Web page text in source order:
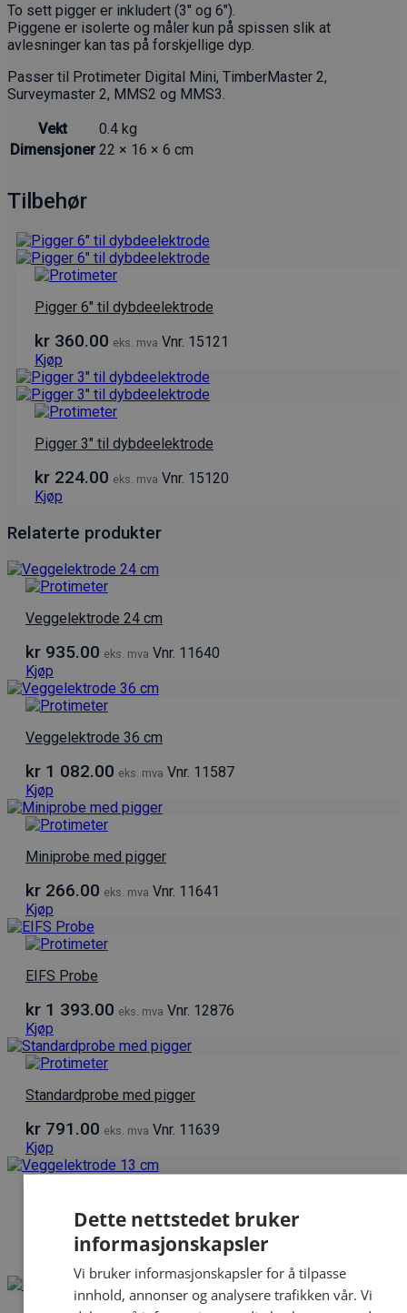
To sett pigger er inkludert (3″ og 6″).
Piggene er isolerte og måler kun på spissen slik at
avlesninger kan tas på forskjellige dyp.
Passer til Protimeter Digital Mini, TimberMaster 2,
Surveymaster 2, MMS2 og MMS3.
Vekt
0.4 kg
Dimensjoner 22 × 16 × 6 cm
Tilbehør
Pigger 6″ til dybdeelektrode
kr 360.00 eks. mva Vnr. 15121
Kjøp
Pigger 3″ til dybdeelektrode
kr 224.00 eks. mva Vnr. 15120
Kjøp
Relaterte produkter
Veggelektrode 24 cm
kr 935.00 eks. mva Vnr. 11640
Kjøp
Veggelektrode 36 cm
kr 1 082.00 eks. mva Vnr. 11587
Kjøp
Miniprobe med pigger
kr 266.00 eks. mva Vnr. 11641
Kjøp
EIFS Probe
kr 1 393.00 eks. mva Vnr. 12876
Kjøp
Standardprobe med pigger
kr 791.00 eks. mva Vnr. 11639
Kjøp
Veggelektrode 13 cm
832.00 eks. mva Vnr. 10247
Dette nettstedet bruker
informasjonskapsler
Vi bruker informasjonskapsler for å tilpasse
innhold, annonser og analysere trafikken vår. Vi